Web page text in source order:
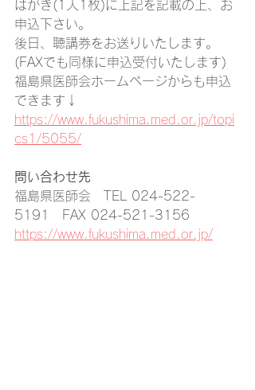
はがき(1人1枚)に上記を記載の上、お
申込下さい。
後日、聴講券をお送りいたします。
(FAXでも同様に申込受付いたします)
福島県医師会ホームページからも申込
できます↓
https://www.fukushima.med.or.jp/topi
cs1/5055/
問い合わせ先
福島県医師会　TEL 024-522-
5191　FAX 024-521-3156
https://www.fukushima.med.or.jp/